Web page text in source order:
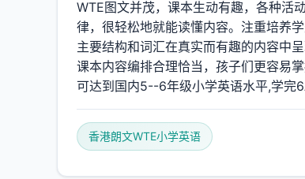
WTE图文并茂，课本生动有趣，各种活
律，很轻松地就能读懂内容。注重培养
主要结构和词汇在真实而有趣的内容中
课本内容编排合理恰当，孩子们更容易
可达到国内5--6年级小学英语水平,学完
香港朗文WTE小学英语